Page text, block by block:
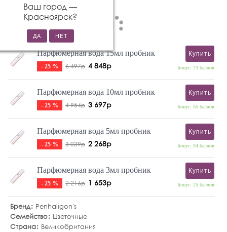
Ваш город —
Красноярск?
Парфюмерная вода 15мл пробник
- 25 % 6 497р 4 848р
Купить
Бонус: 73 баллов
Парфюмерная вода 10мл пробник
- 25 % 4 954р 3 697р
Купить
Бонус: 55 баллов
Парфюмерная вода 5мл пробник
- 25 % 3 039р 2 268р
Купить
Бонус: 34 баллов
Парфюмерная вода 3мл пробник
- 25 % 2 216р 1 653р
Купить
Бонус: 25 баллов
Бренд
Penhaligon's
Семейство
Цветочные
Страна
Великобритания